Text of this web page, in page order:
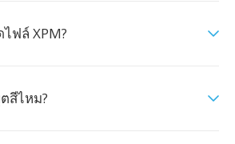
ฟล์ XPM?
สีไหม?